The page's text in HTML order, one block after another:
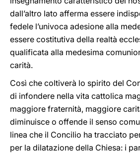
dall’altro lato afferma essere
fedele l’univoca adesione alla
essere costitutiva della realtà
qualificata alla medesima
carità.
Così che coltiverà lo spirito del
di infondere nella vita cattolica
maggiore fraternità, maggiore
diminuisce o offende il senso
linea che il Concilio ha tracciato
per la dilatazione della Chiesa: i